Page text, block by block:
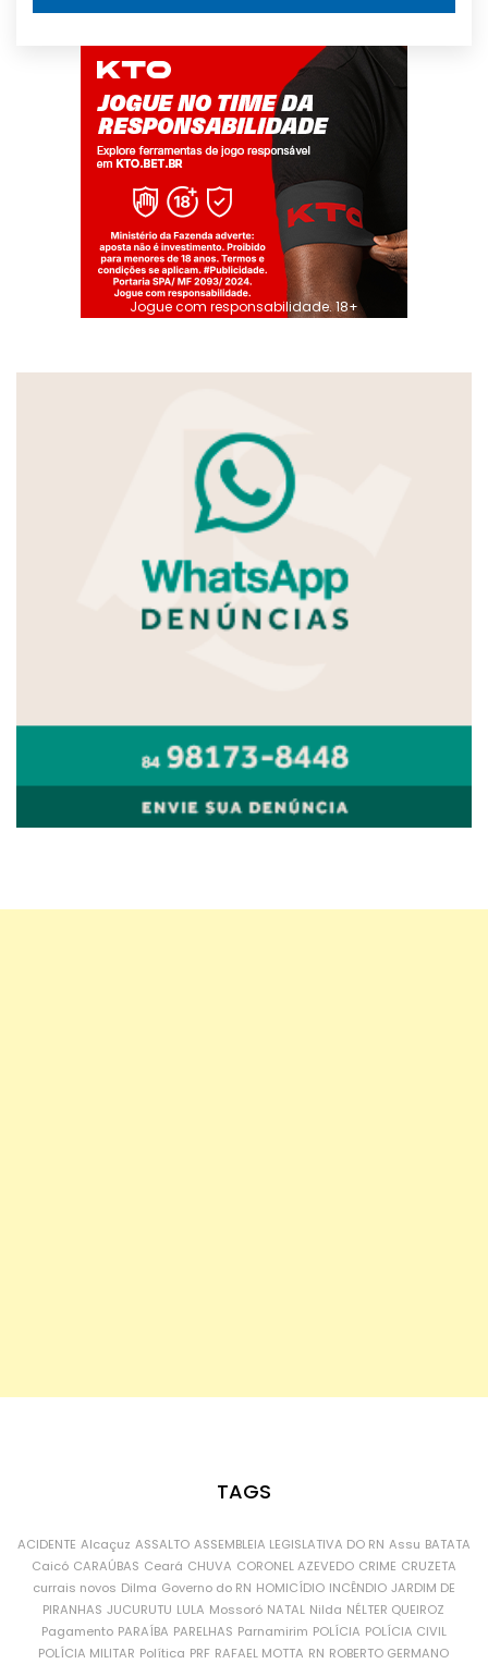
Jogue com responsabilidade. 18+
TAGS
ACIDENTE Alcaçuz ASSALTO ASSEMBLEIA LEGISLATIVA DO RN Assu BATATA
Caicó CARAÚBAS Ceará CHUVA CORONEL AZEVEDO CRIME CRUZETA
currais novos Dilma Governo do RN HOMICÍDIO INCÊNDIO JARDIM DE
PIRANHAS JUCURUTU LULA Mossoró NATAL Nilda NÉLTER QUEIROZ
Pagamento PARAÍBA PARELHAS Parnamirim POLÍCIA POLÍCIA CIVIL
POLÍCIA MILITAR Política PRF RAFAEL MOTTA RN ROBERTO GERMANO